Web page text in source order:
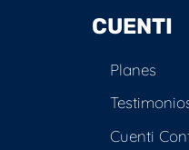
CUENTI
Planes
Cuenti